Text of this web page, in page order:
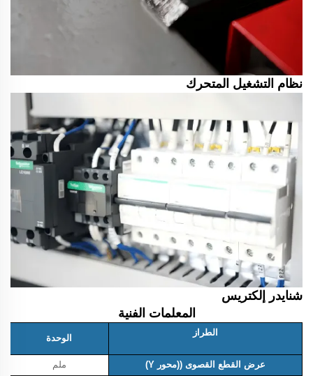
نظام التشغيل المتحرك
شنايدر إلكتريس
المعلمات الفنية
الطراز
الوحدة
عرض القطع القصوى ((محور Y)
ملم